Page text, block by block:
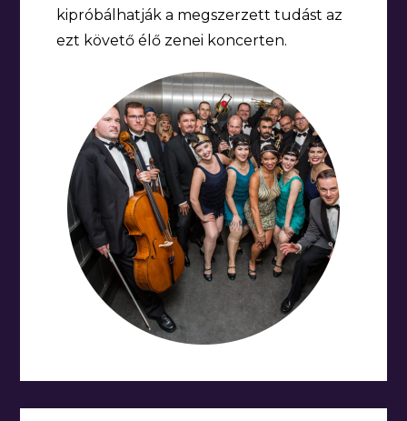
kipróbálhatják a megszerzett tudást az
ezt követő élő zenei koncerten.